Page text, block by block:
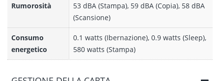
Rumorosità
53 dBA (Stampa), 59 dBA (Copia), 58 dBA
(Scansione)
Consumo
energetico
0.1 watts (Ibernazione), 0.9 watts (Sleep),
580 watts (Stampa)